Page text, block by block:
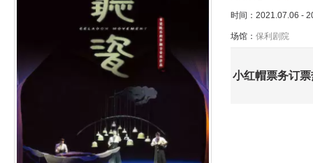
时间：2021.07.06 -
场馆： 保利剧院
小红帽票务订